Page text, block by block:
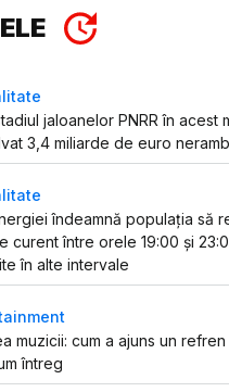
jaloanelor PNRR în acest
3,4 miliarde de euro
îndeamnă populația să
curent între orele 19:00 și
în alte intervale
muzicii: cum a ajuns un
întreg